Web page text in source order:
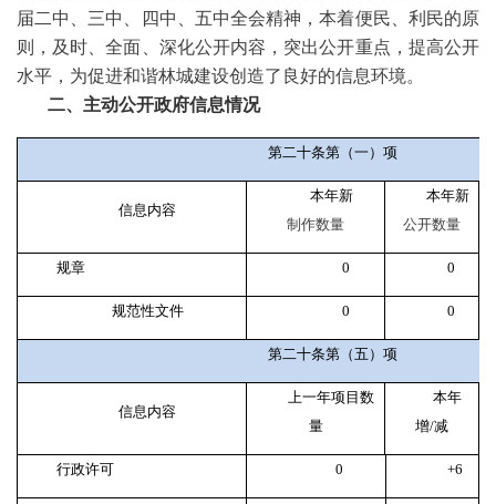
届二中、三中、四中、五中全会精神，本着便民、利民的原
则，及时、全面、深化公开内容，突出公开重点，提高公开
水平，为促进和谐林城建设创造了良好的信息环境。
二、主动公开政府信息情况
第二十条第（一）项
信息内容
本年新
制作数量
本年新
公开数量
规章 0 0
规范性文件 0 0
第二十条第（五）项
信息内容
上一年项目数
量
本年
增/减
行政许可 0 +6